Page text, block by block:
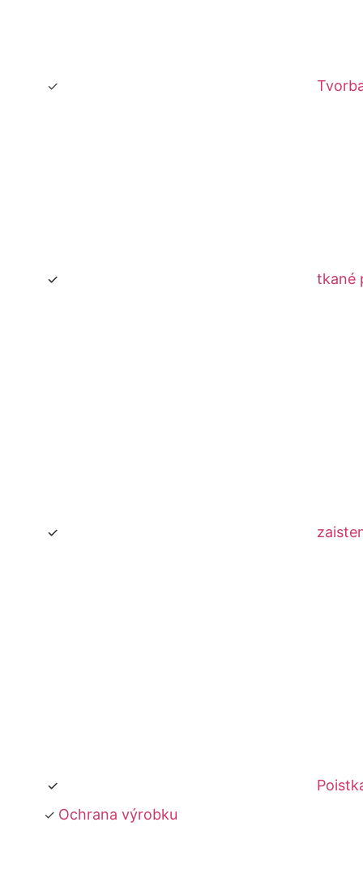
tkané
Ochrana výrobku